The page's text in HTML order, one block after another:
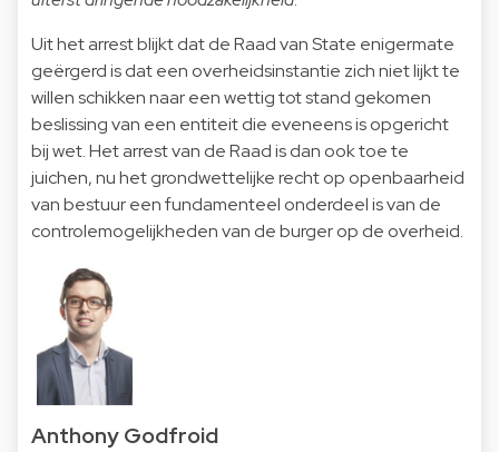
Uit het arrest blijkt dat de Raad van State enigermate
geërgerd is dat een overheidsinstantie zich niet lijkt te
willen schikken naar een wettig tot stand gekomen
beslissing van een entiteit die eveneens is opgericht
bij wet. Het arrest van de Raad is dan ook toe te
juichen, nu het grondwettelijke recht op openbaarheid
van bestuur een fundamenteel onderdeel is van de
controlemogelijkheden van de burger op de overheid.
Anthony Godfroid